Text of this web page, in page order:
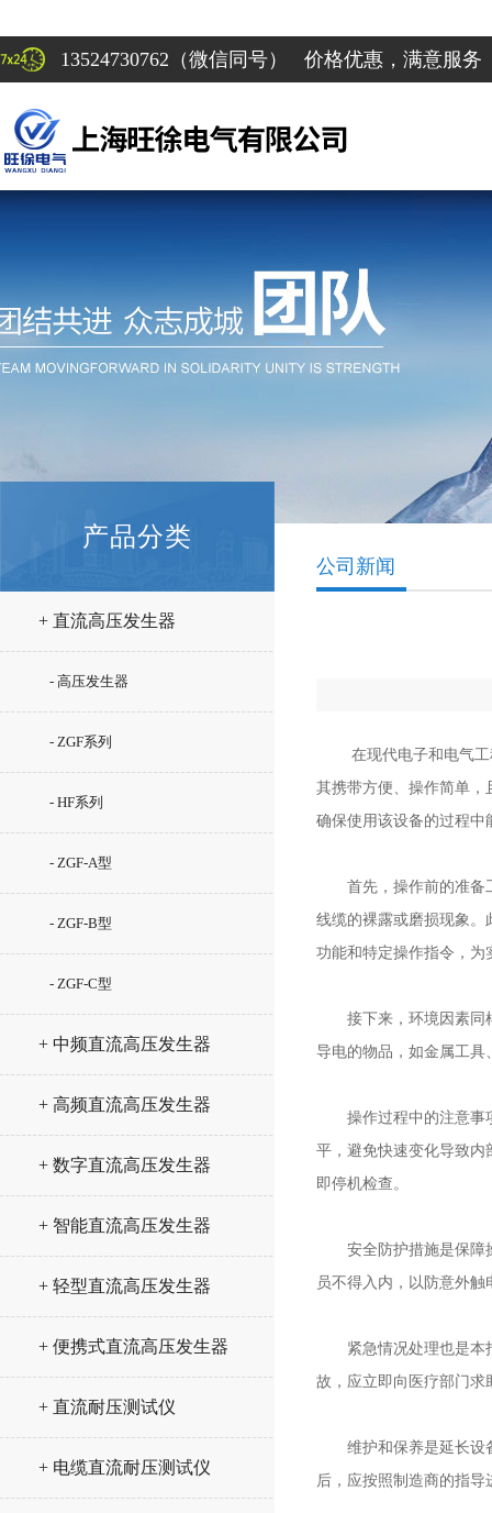
13524730762（微信同号） 价格优惠，满意服务
产品分类
+ 直流高压发生器
- 高压发生器
- ZGF系列
- HF系列
- ZGF-A型
- ZGF-B型
- ZGF-C型
+ 中频直流高压发生器
+ 高频直流高压发生器
+ 数字直流高压发生器
+ 智能直流高压发生器
+ 轻型直流高压发生器
+ 便携式直流高压发生器
+ 直流耐压测试仪
+ 电缆直流耐压测试仪
公司新闻
在现代电子和电气工
其携带方便、操作简单，
确保使用该设备的过程中
首先，操作前的准备工
线缆的裸露或磨损现象。
功能和特定操作指令，为
接下来，环境因素同样
导电的物品，如金属工具
操作过程中的注意事项
平，避免快速变化导致内
即停机检查。
安全防护措施是保障操
员不得入内，以防意外
紧急情况处理也是本指
故，应立即向医疗部门求
维护和保养是延长设备
后，应按照制造商的指